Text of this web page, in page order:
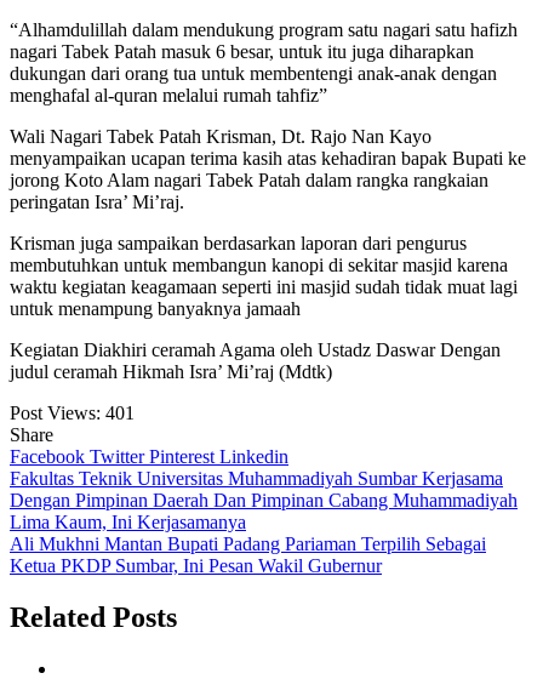
“Alhamdulillah dalam mendukung program satu nagari satu hafizh
nagari Tabek Patah masuk 6 besar, untuk itu juga diharapkan
dukungan dari orang tua untuk membentengi anak-anak dengan
menghafal al-quran melalui rumah tahfiz”
Wali Nagari Tabek Patah Krisman, Dt. Rajo Nan Kayo
menyampaikan ucapan terima kasih atas kehadiran bapak Bupati ke
jorong Koto Alam nagari Tabek Patah dalam rangka rangkaian
peringatan Isra’ Mi’raj.
Krisman juga sampaikan berdasarkan laporan dari pengurus
membutuhkan untuk membangun kanopi di sekitar masjid karena
waktu kegiatan keagamaan seperti ini masjid sudah tidak muat lagi
untuk menampung banyaknya jamaah
Kegiatan Diakhiri ceramah Agama oleh Ustadz Daswar Dengan
judul ceramah Hikmah Isra’ Mi’raj (Mdtk)
Post Views: 401
Share
Facebook TwitterPinterest Linkedin
Navigasi
pos
Fakultas Teknik Universitas Muhammadiyah Sumbar Kerjasama
Dengan Pimpinan Daerah Dan Pimpinan Cabang Muhammadiyah
Lima Kaum, Ini Kerjasamanya
Ali Mukhni Mantan Bupati Padang Pariaman Terpilih Sebagai
Ketua PKDP Sumbar, Ini Pesan Wakil Gubernur
Related Posts